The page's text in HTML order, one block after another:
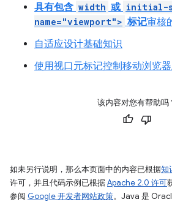
具有包含 width 或 initial-
name="viewport"> 标记审核
自适应设计基础知识
使用视口元标记控制移动浏览
该内容对您有帮助吗
如未另行说明，那么本页面中的内容已根据知
许可，并且代码示例已根据Apache 2.0 许可
参阅 Google 开发者网站政策。Java 是